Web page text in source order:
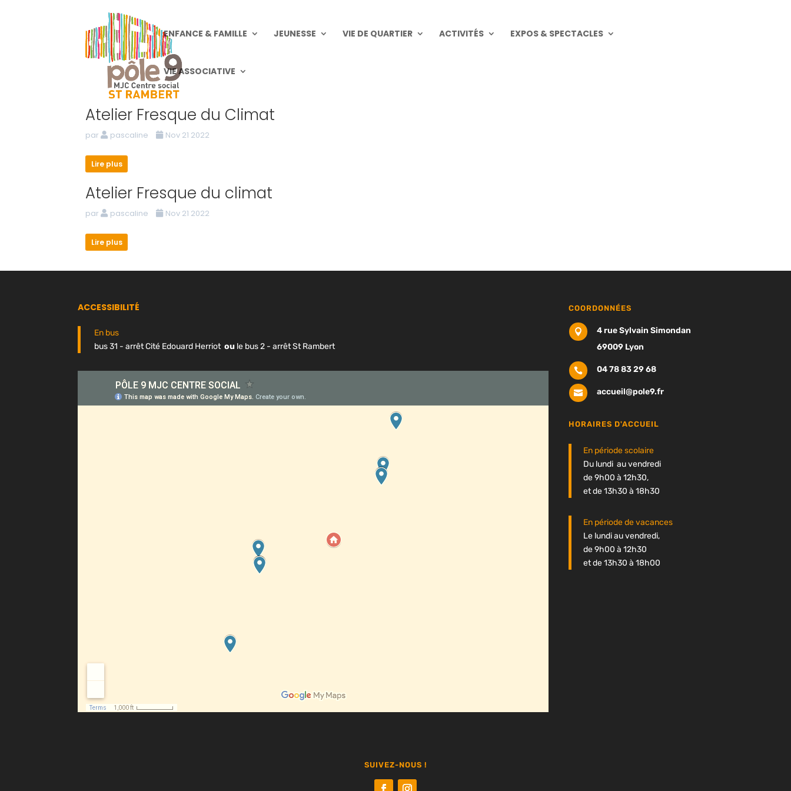
ENFANCE & FAMILLE JEUNESSE VIE DE QUARTIER ACTIVITÉS EXPOS & SPECTACLES
VIE ASSOCIATIVE
Atelier Fresque du Climat
par pascaline Nov 21 2022
Lire plus
Atelier Fresque du climat
par pascaline Nov 21 2022
Lire plus
ACCESSIBILITÉ
En bus
bus 31 - arrêt Cité Edouard Herriot ou le bus 2 - arrêt St Rambert
COORDONNÉES

4 rue Sylvain Simondan
69009 Lyon
 04 78 83 29 68
 accueil@pole9.fr
HORAIRES D'ACCUEIL
En période scolaire
Du lundi au vendredi
de 9h00 à 12h30,
et de 13h30 à 18h30
En période de vacances
Le lundi au vendredi,
de 9h00 à 12h30
et de 13h30 à 18h00
SUIVEZ-NOUS !